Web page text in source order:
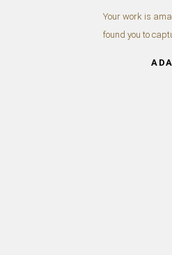
Your work is
found you to